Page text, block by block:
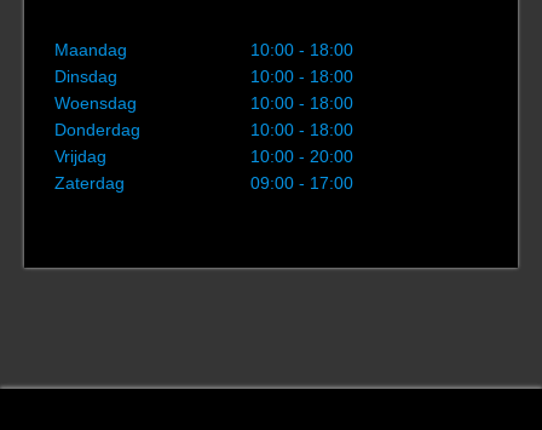
Maandag
10:00 - 18:00
Dinsdag
10:00 - 18:00
Woensdag
10:00 - 18:00
Donderdag
10:00 - 18:00
Vrijdag
10:00 - 20:00
Zaterdag
09:00 - 17:00